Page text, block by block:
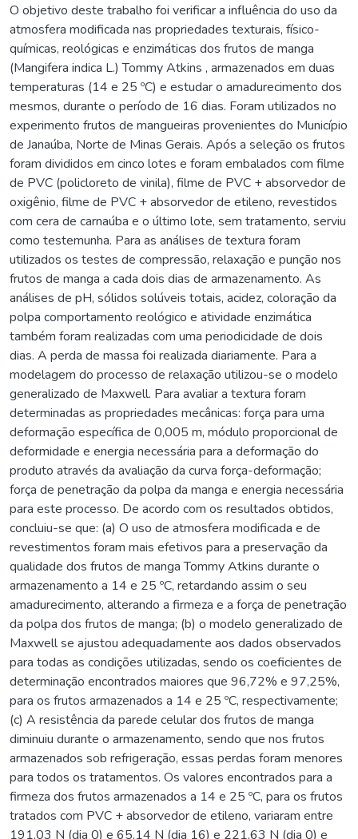
O objetivo deste trabalho foi verificar a influência do uso da
atmosfera modificada nas propriedades texturais, físico-
químicas, reológicas e enzimáticas dos frutos de manga
(Mangifera indica L.) Tommy Atkins , armazenados em duas
temperaturas (14 e 25 ºC) e estudar o amadurecimento dos
mesmos, durante o período de 16 dias. Foram utilizados no
experimento frutos de mangueiras provenientes do Município
de Janaúba, Norte de Minas Gerais. Após a seleção os frutos
foram divididos em cinco lotes e foram embalados com filme
de PVC (policloreto de vinila), filme de PVC + absorvedor de
oxigênio, filme de PVC + absorvedor de etileno, revestidos
com cera de carnaúba e o último lote, sem tratamento, serviu
como testemunha. Para as análises de textura foram
utilizados os testes de compressão, relaxação e punção nos
frutos de manga a cada dois dias de armazenamento. As
análises de pH, sólidos solúveis totais, acidez, coloração da
polpa comportamento reológico e atividade enzimática
também foram realizadas com uma periodicidade de dois
dias. A perda de massa foi realizada diariamente. Para a
modelagem do processo de relaxação utilizou-se o modelo
generalizado de Maxwell. Para avaliar a textura foram
determinadas as propriedades mecânicas: força para uma
deformação específica de 0,005 m, módulo proporcional de
deformidade e energia necessária para a deformação do
produto através da avaliação da curva força-deformação;
força de penetração da polpa da manga e energia necessária
para este processo. De acordo com os resultados obtidos,
concluiu-se que: (a) O uso de atmosfera modificada e de
revestimentos foram mais efetivos para a preservação da
qualidade dos frutos de manga Tommy Atkins durante o
armazenamento a 14 e 25 ºC, retardando assim o seu
amadurecimento, alterando a firmeza e a força de penetração
da polpa dos frutos de manga; (b) o modelo generalizado de
Maxwell se ajustou adequadamente aos dados observados
para todas as condições utilizadas, sendo os coeficientes de
determinação encontrados maiores que 96,72% e 97,25%,
para os frutos armazenados a 14 e 25 ºC, respectivamente;
(c) A resistência da parede celular dos frutos de manga
diminuiu durante o armazenamento, sendo que nos frutos
armazenados sob refrigeração, essas perdas foram menores
para todos os tratamentos. Os valores encontrados para a
firmeza dos frutos armazenados a 14 e 25 ºC, para os frutos
tratados com PVC + absorvedor de etileno, variaram entre
191,03 N (dia 0) e 65,14 N (dia 16) e 221,63 N (dia 0) e